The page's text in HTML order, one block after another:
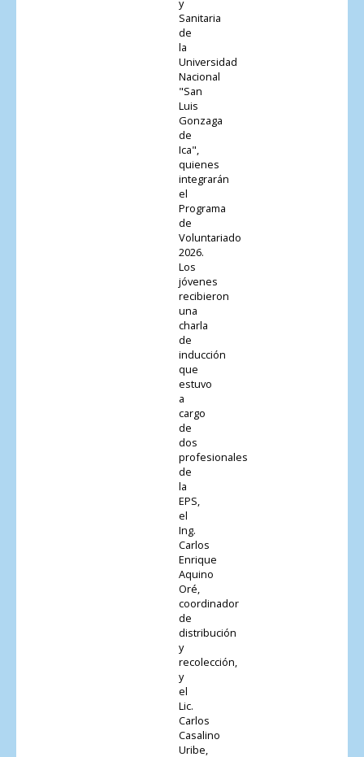
y
Sanitaria
de
la
Universidad
Nacional
"San
Luis
Gonzaga
de
Ica",
quienes
integrarán
el
Programa
de
Voluntariado
2026.
Los
jóvenes
recibieron
una
charla
de
inducción
que
estuvo
a
cargo
de
dos
profesionales
de
la
EPS,
el
Ing.
Carlos
Enrique
Aquino
Oré,
coordinador
de
distribución
y
recolección,
y
el
Lic.
Carlos
Casalino
Uribe,